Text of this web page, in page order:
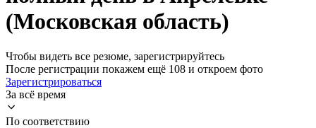
(Московская область)
Чтобы видеть все резюме, зарегистрируйтесь
После регистрации покажем ещё 108 и откроем фото
Зарегистрироваться
За всё время
По соответствию